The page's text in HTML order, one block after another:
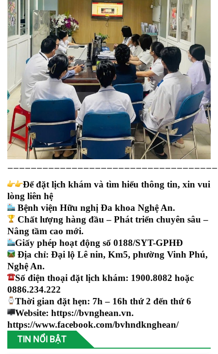
Để đặt lịch khám và tìm hiểu thông tin, xin vui
lòng liên hệ
Bệnh viện Hữu nghị Đa khoa Nghệ An.
Chất lượng hàng đầu – Phát triển chuyên sâu –
Nâng tầm cao mới.
Giấy phép hoạt động số 0188/SYT-GPHĐ
Địa chỉ: Đại lộ Lê nin, Km5, phường Vinh Phú,
Nghệ An.
Số điện thoại đặt lịch khám: 1900.8082 hoặc
0886.234.222
Thời gian đặt hẹn: 7h – 16h thứ 2 đến thứ 6
Website: https://bvnghean.vn.
https://www.facebook.com/bvhndknghean/
TIN NỔI BẬT